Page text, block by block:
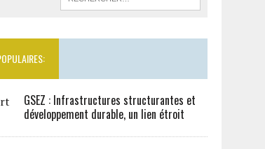
GSEZ : Infrastructures structurantes et
développement durable, un lien étroit